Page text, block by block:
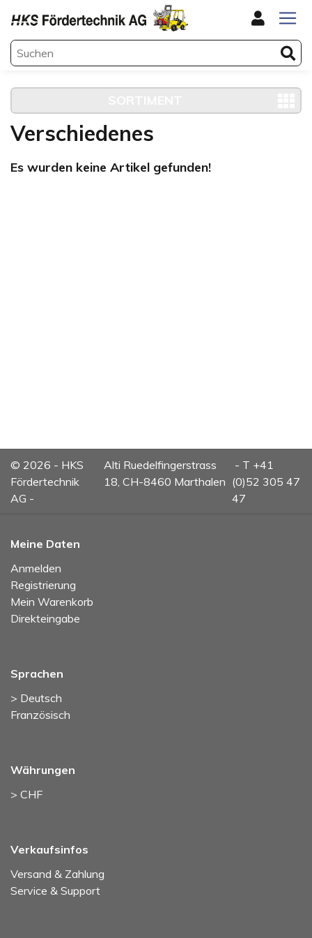
Verschiedenes
Es wurden keine Artikel gefunden!
© 2026 - HKS
Fördertechnik
AG -
Alti Ruedelfingerstrass
18, CH-8460 Marthalen
- T +41
(0)52 305 47
47
Meine Daten
Anmelden
Registrierung
Mein Warenkorb
Direkteingabe
Sprachen
> Deutsch
Französisch
Währungen
> CHF
Verkaufsinfos
Versand & Zahlung
Service & Support